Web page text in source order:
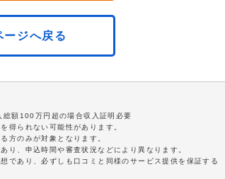
ージへ戻る
額100万円超の場合収入証明必要
得られない可能性があります。
方のみが対象となります。
、申込時間や審査状況などにより異なります。
であり、必ずしも口コミと同様のサービス提供を保証する